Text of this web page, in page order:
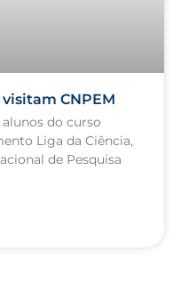
CNPEM
alunos do curso
Liga da Ciência,
de Pesquisa